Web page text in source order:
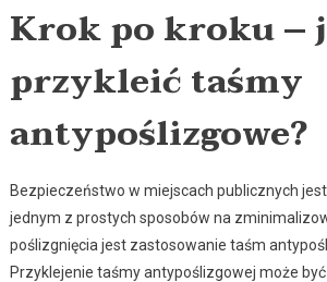
Krok po kroku –
przykleić taśmy
antypoślizgowe?
Bezpieczeństwo w miejscach publicznych
jednym z prostych sposobów na
poślizgnięcia jest zastosowanie taśm
Przyklejenie taśmy antypoślizgowej może